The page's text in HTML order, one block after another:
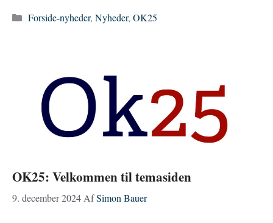
Kategorier
Forside-nyheder, Nyheder, OK25
OK25: Velkommen til temasiden
9. december 2024 AfSimon Bauer